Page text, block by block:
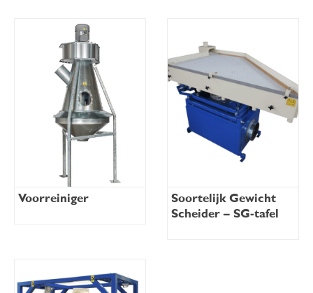
Voorreiniger
Soortelijk Gewicht
Scheider – SG-tafel